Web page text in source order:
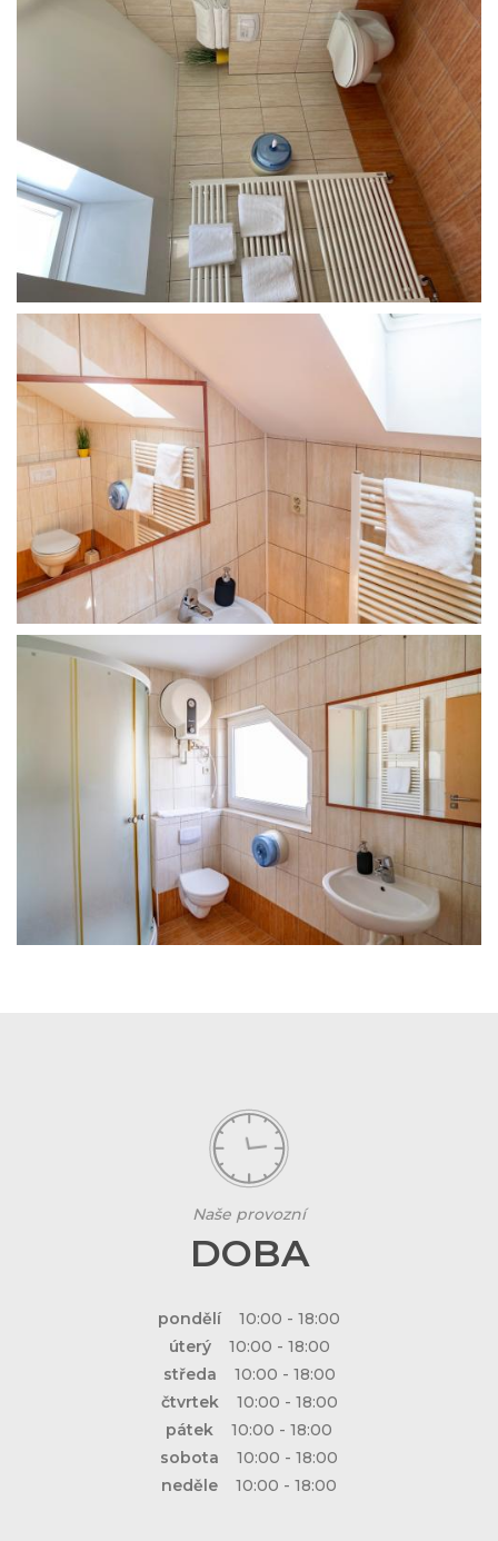
DOBA
Naše provozní
pondělí
10:00 - 18:00
úterý
10:00 - 18:00
středa
10:00 - 18:00
čtvrtek
10:00 - 18:00
pátek
10:00 - 18:00
sobota
10:00 - 18:00
neděle
10:00 - 18:00